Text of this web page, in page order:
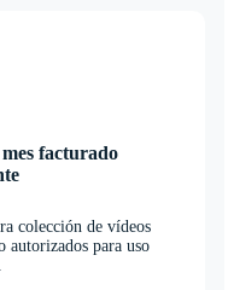
facturado
colección de vídeos
autorizados para uso